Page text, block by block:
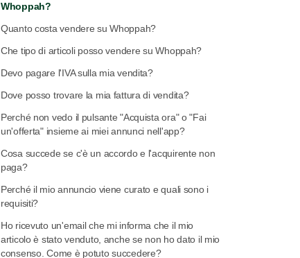
Whoppah?
Quanto costa vendere su Whoppah?
Che tipo di articoli posso vendere su Whoppah?
Devo pagare l'IVA sulla mia vendita?
Dove posso trovare la mia fattura di vendita?
Perché non vedo il pulsante "Acquista ora" o "Fai
un'offerta" insieme ai miei annunci nell'app?
Cosa succede se c'è un accordo e l'acquirente non
paga?
Perché il mio annuncio viene curato e quali sono i
requisiti?
Ho ricevuto un'email che mi informa che il mio
articolo è stato venduto, anche se non ho dato il mio
consenso. Come è potuto succedere?